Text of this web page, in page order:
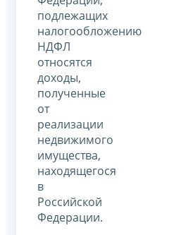
подлежащих
налогообложению
НДФЛ
относятся
доходы,
полученные
от
реализации
недвижимого
имущества,
находящегося
в
Российской
Федерации.